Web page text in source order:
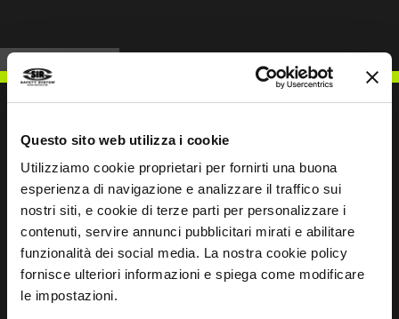
Questo sito web utilizza i cookie
Utilizziamo cookie proprietari per fornirti una buona
esperienza di navigazione e analizzare il traffico sui
nostri siti, e cookie di terze parti per personalizzare i
contenuti, servire annunci pubblicitari mirati e abilitare
funzionalità dei social media. La nostra cookie policy
fornisce ulteriori informazioni e spiega come modificare
le impostazioni.
ESCREVER PARA NÓS
Mantemo-nos em contacto